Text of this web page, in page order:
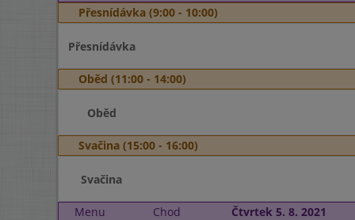
Přesnídávka (9:00 - 10:00)
Přesnídávka
Oběd (11:00 - 14:00)
Oběd
Svačina (15:00 - 16:00)
Svačina
Menu Chod
Čtvrtek 5. 8. 2021